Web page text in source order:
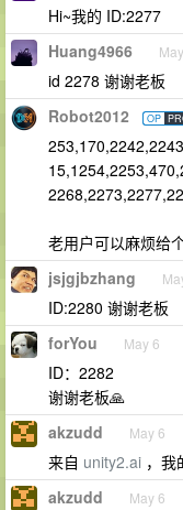
Hi~我的 ID:2277
Huang4966
id 2278 谢谢老板
Robot2012 OP
老用户可以麻烦给
jsjgjbzhang
ID:2280 谢谢老板
forYou May 6
ID：2282
谢谢老板🙏
akzudd May 6
来自 unity2.ai ，我
akzudd May 6